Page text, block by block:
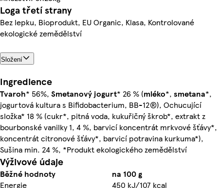
Loga třetí strany
Bez lepku, Bioprodukt, EU Organic, Klasa, Kontrolované
ekologické zemědělství
Složení
Ingredience
Tvaroh* 56%, Smetanový jogurt* 26 % (mléko*, smetana*,
jogurtová kultura s Bifidobacterium, BB-12®), Ochucující
složka* 18 % (cukr*, pitná voda, kukuřičný škrob*, extrakt z
bourbonské vanilky 1, 4 %, barvicí koncentrát mrkvové šťávy*,
koncentrát citronové šťávy*, barvicí potravina kurkuma*),
Sušina min. 24 %, *Produkt ekologického zemědělství
Výživové údaje
Běžné hodnoty
na 100 g
Energie
450 kJ/107 kcal